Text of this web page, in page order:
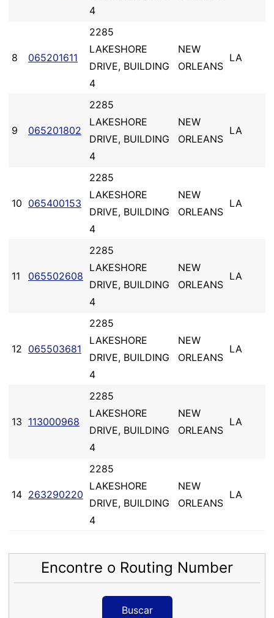
4
8 065201611
2285
LAKESHORE
DRIVE, BUILDING
4
NEW
ORLEANS
LA
9 065201802
2285
LAKESHORE
DRIVE, BUILDING
4
NEW
ORLEANS
LA
10 065400153
2285
LAKESHORE
DRIVE, BUILDING
4
NEW
ORLEANS
LA
11 065502608
2285
LAKESHORE
DRIVE, BUILDING
4
NEW
ORLEANS
LA
12 065503681
2285
LAKESHORE
DRIVE, BUILDING
4
NEW
ORLEANS
LA
13 113000968
2285
LAKESHORE
DRIVE, BUILDING
4
NEW
ORLEANS
LA
14 263290220
2285
LAKESHORE
DRIVE, BUILDING
4
NEW
ORLEANS
LA
Encontre o Routing Number
Buscar